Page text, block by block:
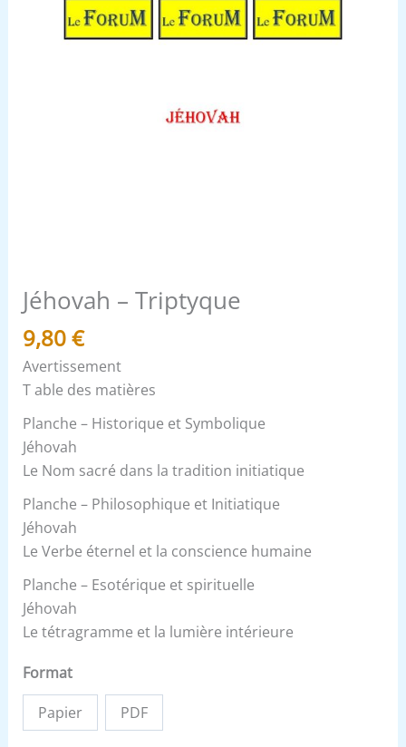
Jéhovah – Triptyque
9,80€
Avertissement
T able des matières
Planche – Historique et Symbolique
Jéhovah
Le Nom sacré dans la tradition initiatique
Planche – Philosophique et Initiatique
Jéhovah
Le Verbe éternel et la conscience humaine
Planche – Esotérique et spirituelle
Jéhovah
Le tétragramme et la lumière intérieure
Format
Papier PDF